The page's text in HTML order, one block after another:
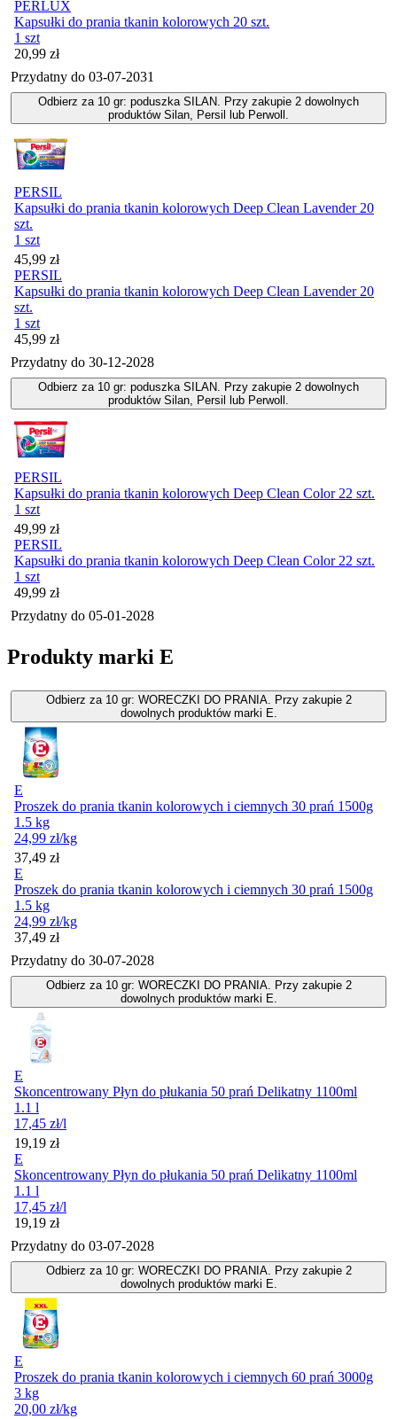
PERLUX
Kapsułki do prania tkanin kolorowych 20 szt.
1 szt
Cena
20,99 zł
Przydatny do 03-07-2031
Odbierz za 10 gr: poduszka SILAN. Przy zakupie 2 dowolnych
produktów Silan, Persil lub Perwoll.
PERSIL
Kapsułki do prania tkanin kolorowych Deep Clean Lavender 20
szt.
1 szt
Cena
45,99 zł
PERSIL
Kapsułki do prania tkanin kolorowych Deep Clean Lavender 20
szt.
1 szt
Cena
45,99 zł
Przydatny do 30-12-2028
Odbierz za 10 gr: poduszka SILAN. Przy zakupie 2 dowolnych
produktów Silan, Persil lub Perwoll.
PERSIL
Kapsułki do prania tkanin kolorowych Deep Clean Color 22 szt.
1 szt
Cena
49,99 zł
PERSIL
Kapsułki do prania tkanin kolorowych Deep Clean Color 22 szt.
1 szt
Cena
49,99 zł
Przydatny do 05-01-2028
Produkty marki E
Odbierz za 10 gr: WORECZKI DO PRANIA. Przy zakupie 2
dowolnych produktów marki E.
E
Proszek do prania tkanin kolorowych i ciemnych 30 prań 1500g
1.5 kg
24,99 zł/kg
Cena
37,49 zł
E
Proszek do prania tkanin kolorowych i ciemnych 30 prań 1500g
1.5 kg
24,99 zł/kg
Cena
37,49 zł
Przydatny do 30-07-2028
Odbierz za 10 gr: WORECZKI DO PRANIA. Przy zakupie 2
dowolnych produktów marki E.
E
Skoncentrowany Płyn do płukania 50 prań Delikatny 1100ml
1.1 l
17,45 zł/l
Cena
19,19 zł
E
Skoncentrowany Płyn do płukania 50 prań Delikatny 1100ml
1.1 l
17,45 zł/l
Cena
19,19 zł
Przydatny do 03-07-2028
Odbierz za 10 gr: WORECZKI DO PRANIA. Przy zakupie 2
dowolnych produktów marki E.
E
Proszek do prania tkanin kolorowych i ciemnych 60 prań 3000g
3 kg
20,00 zł/kg